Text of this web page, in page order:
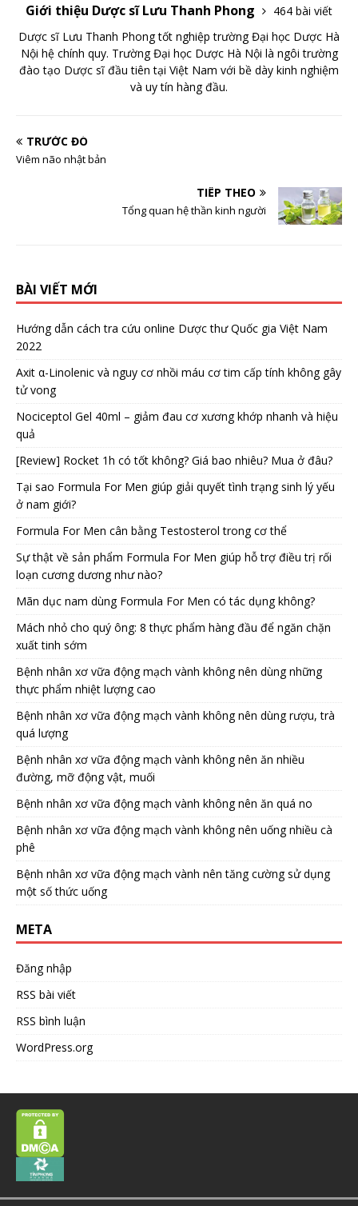
Giới thiệu Dược sĩ Lưu Thanh Phong
464 bài viết
Dược sĩ Lưu Thanh Phong tốt nghiệp trường Đại học Dược Hà
Nội hệ chính quy. Trường Đại học Dược Hà Nội là ngôi trường
đào tạo Dược sĩ đầu tiên tại Việt Nam với bề dày kinh nghiệm
và uy tín hàng đầu.
TRƯỚC ĐÓ
Viêm não nhật bản
TIẾP THEO
Tổng quan hệ thần kinh người
BÀI VIẾT MỚI
Hướng dẫn cách tra cứu online Dược thư Quốc gia Việt Nam
2022
Axit α-Linolenic và nguy cơ nhồi máu cơ tim cấp tính không gây
tử vong
Nociceptol Gel 40ml – giảm đau cơ xương khớp nhanh và hiệu
quả
[Review] Rocket 1h có tốt không? Giá bao nhiêu? Mua ở đâu?
Tại sao Formula For Men giúp giải quyết tình trạng sinh lý yếu
ở nam giới?
Formula For Men cân bằng Testosterol trong cơ thể
Sự thật về sản phẩm Formula For Men giúp hỗ trợ điều trị rối
loạn cương dương như nào?
Mãn dục nam dùng Formula For Men có tác dụng không?
Mách nhỏ cho quý ông: 8 thực phẩm hàng đầu để ngăn chặn
xuất tinh sớm
Bệnh nhân xơ vữa động mạch vành không nên dùng những
thực phẩm nhiệt lượng cao
Bệnh nhân xơ vữa động mạch vành không nên dùng rượu, trà
quá lượng
Bệnh nhân xơ vữa động mạch vành không nên ăn nhiều
đường, mỡ động vật, muối
Bệnh nhân xơ vữa động mạch vành không nên ăn quá no
Bệnh nhân xơ vữa động mạch vành không nên uống nhiều cà
phê
Bệnh nhân xơ vữa động mạch vành nên tăng cường sử dụng
một số thức uống
META
Đăng nhập
RSS bài viết
RSS bình luận
WordPress.org